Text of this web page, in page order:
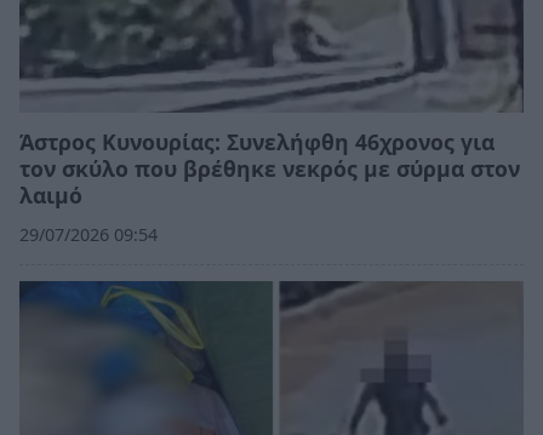
Άστρος Κυνουρίας: Συνελήφθη 46χρονος για
τον σκύλο που βρέθηκε νεκρός με σύρμα στον
λαιμό
29/07/2026 09:54